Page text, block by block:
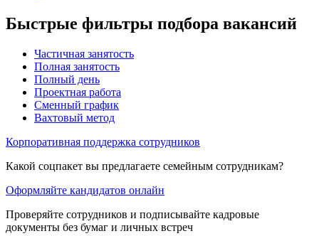
Быстрые фильтры подбора вакансий
Частичная занятость
Полная занятость
Полный день
Проектная работа
Сменный график
Вахтовый метод
Корпоративная поддержка сотрудников
Какой соцпакет вы предлагаете семейным сотрудникам?
Оформляйте кандидатов онлайн
Проверяйте сотрудников и подписывайте кадровые
документы без бумаг и личных встреч